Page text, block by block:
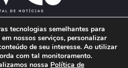
tecnologias semelhantes para
nossos serviços, personalizar
de seu interesse. Ao utilizar
com tal monitoramento.
nossa Política de